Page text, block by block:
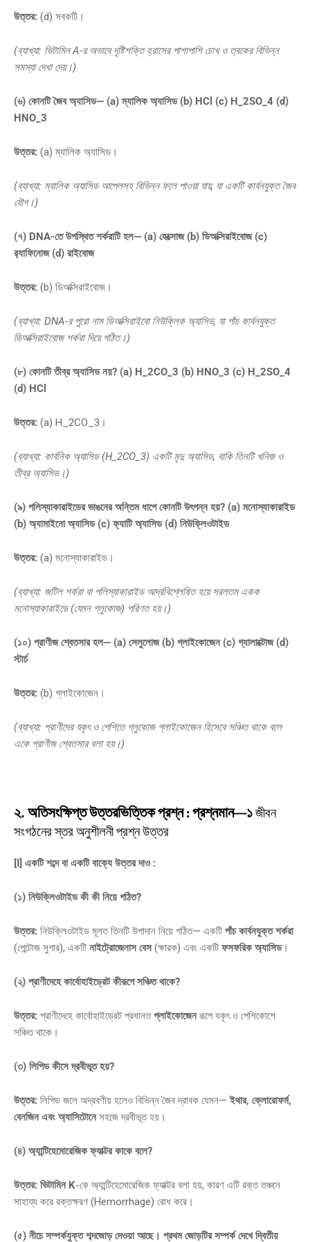
উত্তর: (d) সবকটি।
(ব্যাখ্যা: ভিটামিন A-র অভাবে দৃষ্টিশক্তি হ্রাসের পাশাপাশি চোখ ও ত্বকের বিভিন্ন
সমস্যা দেখা দেয়।)
(৬) কোনটি জৈব অ্যাসিড— (a) ম্যালিক অ্যাসিড (b) HCl (c) H_2SO_4 (d)
HNO_3
উত্তর: (a) ম্যালিক অ্যাসিড।
(ব্যাখ্যা: ম্যালিক অ্যাসিড আপেলসহ বিভিন্ন ফলে পাওয়া যায়, যা একটি কার্বনযুক্ত জৈব
যৌগ।)
(৭) DNA-তে উপস্থিত শর্করাটি হল— (a) হেক্সোজ (b) ডিঅক্সিরাইবোজ (c)
র‍্যাফিনোজ (d) রাইবোজ
উত্তর: (b) ডিঅক্সিরাইবোজ।
(ব্যাখ্যা: DNA-র পুরো নাম ডিঅক্সিরাইবো নিউক্লিক অ্যাসিড, যা পাঁচ কার্বনযুক্ত
ডিঅক্সিরাইবোজ শর্করা দিয়ে গঠিত।)
(৮) কোনটি তীব্র অ্যাসিড নয়? (a) H_2CO_3 (b) HNO_3 (c) H_2SO_4
(d) HCl
উত্তর: (a) H_2CO_3।
(ব্যাখ্যা: কার্বনিক অ্যাসিড (H_2CO_3) একটি মৃদু অ্যাসিড, বাকি তিনটি খনিজ ও
তীব্র অ্যাসিড।)
(৯) পলিস্যাকারাইডের ভাঙনের অন্তিম ধাপে কোনটি উৎপন্ন হয়? (a) মনোস্যাকারাইড
(b) অ্যামাইনো অ্যাসিড (c) ফ্যাটি অ্যাসিড (d) নিউক্লিওটাইড
উত্তর: (a) মনোস্যাকারাইড।
(ব্যাখ্যা: জটিল শর্করা বা পলিস্যাকারাইড আর্দ্রবিশ্লেষিত হয়ে সরলতম একক
মনোস্যাকারাইডে (যেমন গ্লুকোজ) পরিণত হয়।)
(১০) প্রাণীজ শ্বেতসার হল— (a) সেলুলোজ (b) গ্লাইকোজেন (c) গ্যালাক্টোজ (d)
স্টার্চ
উত্তর: (b) গ্লাইকোজেন।
(ব্যাখ্যা: প্রাণীদের যকৃৎ ও পেশিতে গ্লুকোজ গ্লাইকোজেন হিসেবে সঞ্চিত থাকে বলে
একে প্রাণীজ শ্বেতসার বলা হয়।)
২. অতিসংক্ষিপ্ত উত্তরভিত্তিক প্রশ্ন : প্রশ্নমান—১জীবন
সংগঠনের স্তর অনুশীলনী প্রশ্ন উত্তর
[I] একটি শব্দে বা একটি বাক্যে উত্তর দাও :
(১) নিউক্লিওটাইড কী কী নিয়ে গঠিত?
উত্তর: নিউক্লিওটাইড মূলত তিনটি উপাদান নিয়ে গঠিত— একটি পাঁচ কার্বনযুক্ত শর্করা
(পেন্টোজ সুগার), একটি নাইট্রোজেনাস বেস(ক্ষারক) এবং একটি ফসফরিক অ্যাসিড।
(২) প্রাণীদেহে কার্বোহাইড্রেট কীরূপে সঞ্চিত থাকে?
উত্তর: প্রাণীদেহে কার্বোহাইড্রেট প্রধানতগ্লাইকোজেনরূপে যকৃৎ ও পেশিকোশে
সঞ্চিত থাকে।
(৩) লিপিড কীসে দ্রবীভূত হয়?
উত্তর: লিপিড জলে অদ্রবণীয় হলেও বিভিন্ন জৈব দ্রাবক যেমন— ইথার, ক্লোরোফর্ম,
বেনজিন এবং অ্যাসিটোনেসহজে দ্রবীভূত হয়।
(৪) অ্যান্টিহেমোরেজিক ফ্যাক্টর কাকে বলে?
উত্তর: ভিটামিন K-কে অ্যান্টিহেমোরেজিক ফ্যাক্টর বলা হয়, কারণ এটি রক্ত তঞ্চনে
সাহায্য করে রক্তক্ষরণ (Hemorrhage) রোধ করে।
(৫) নীচে সম্পর্কযুক্ত শব্দজোড় দেওয়া আছে। প্রথম জোড়টির সম্পর্ক দেখে দ্বিতীয়